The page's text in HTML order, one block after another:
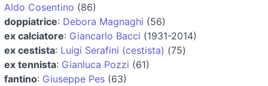
Aldo Cosentino (86)
doppiatrice: Debora Magnaghi (56)
ex calciatore: Giancarlo Bacci (1931-2014)
ex cestista: Luigi Serafini (cestista) (75)
ex tennista: Gianluca Pozzi (61)
fantino: Giuseppe Pes (63)